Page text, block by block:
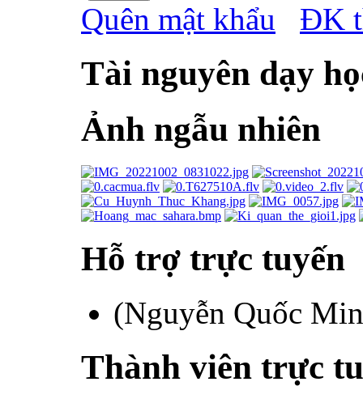
Quên mật khẩu ĐK
Tài nguyên dạy
Ảnh ngẫu nhiên
Hỗ trợ trực tuyến
(Nguyễn Quốc
Thành viên trực